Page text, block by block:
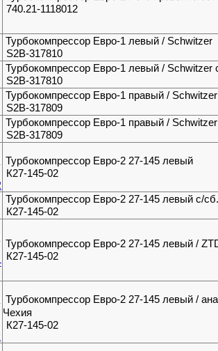
740.21-1118012
Турбокомпрессор Евро-1 левый / Schwitzer
S2B-317810
Турбокомпрессор Евро-1 левый / Schwitzer
S2B-317810
Турбокомпрессор Евро-1 правый / Schwitzer
S2B-317809
Турбокомпрессор Евро-1 правый /
S2B-317809
Турбокомпрессор Евро-2 27-145 левый
К27-145-02
Турбокомпрессор Евро-2 27-145 левый с/
К27-145-02
Турбокомпрессор Евро-2 27-145 левый /
К27-145-02
Турбокомпрессор Евро-2 27-145 левый /
Чехия
К27-145-02